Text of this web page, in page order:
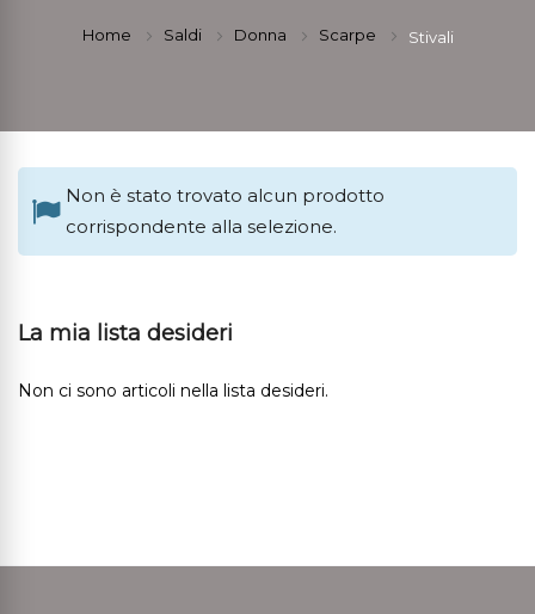
Home Saldi Donna Scarpe Stivali
Non è stato trovato alcun prodotto
corrispondente alla selezione.
La mia lista desideri
Non ci sono articoli nella lista desideri.